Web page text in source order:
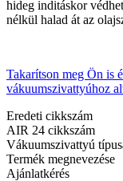
hideg inditáskor
nélkül halad át az
Takarítson meg Ön is
vákuumszivattyúhoz
Eredeti cikkszám
AIR 24 cikkszám
Vákuumszivattyú
Termék megnevezése
Ajánlatkérés